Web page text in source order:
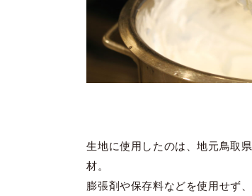
生地に使用したのは、地元鳥取
材。
膨張剤や保存料などを使用せず